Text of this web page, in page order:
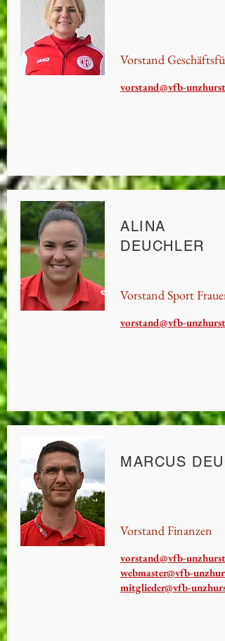
Vorstand
vorstand@vfb-
ALINA
DEUCHLER
Vorstand Sport Frauen
vorstand@vfb-
MARCUS
Vorstand Finanzen
vorstand@vfb-
webmaster@vfb-
mitglieder@vfb-